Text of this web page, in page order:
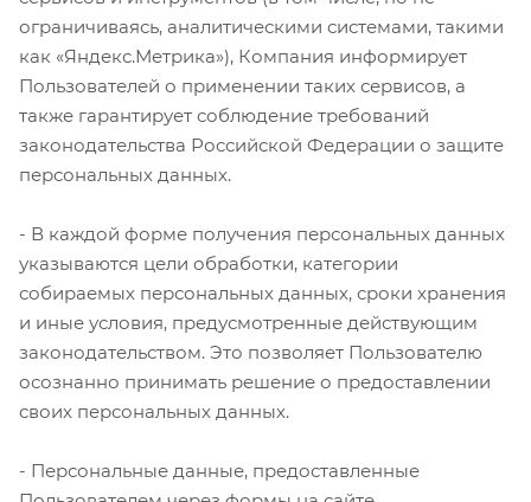
ограничиваясь, аналитическими системами, такими
как «Яндекс.Метрика»), Компания информирует
Пользователей о применении таких сервисов, а
также гарантирует соблюдение требований
законодательства Российской Федерации о защите
персональных данных.
- В каждой форме получения персональных данных
указываются цели обработки, категории
собираемых персональных данных, сроки хранения
и иные условия, предусмотренные действующим
законодательством. Это позволяет Пользователю
осознанно принимать решение о предоставлении
своих персональных данных.
- Персональные данные, предоставленные